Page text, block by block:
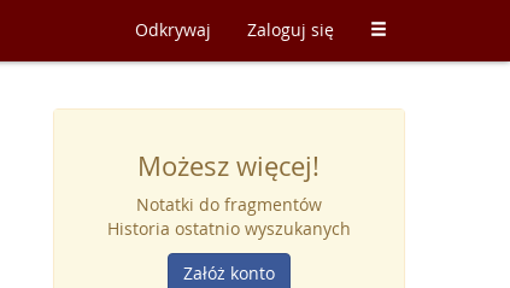
Odkrywaj Zaloguj się
Możesz więcej!
Notatki do fragmentów
Historia ostatnio wyszukanych
Załóż konto